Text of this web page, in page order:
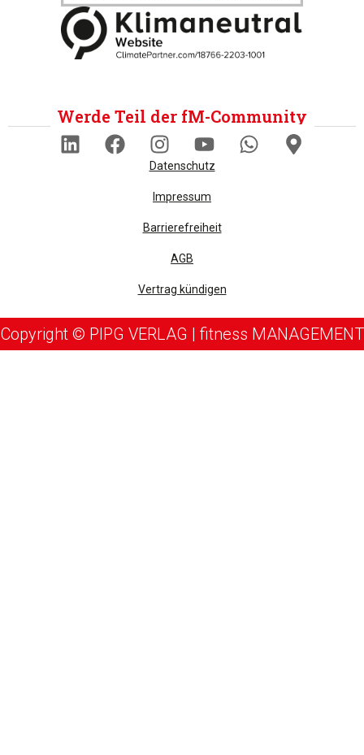
Werde Teil der fM-Community
Datenschutz
Impressum
Barrierefreiheit
AGB
Vertrag kündigen
Copyright © PIPG VERLAG | fitness MANAGEMENT